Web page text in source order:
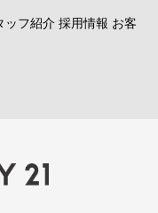
ッフ紹介 採用情報 お客